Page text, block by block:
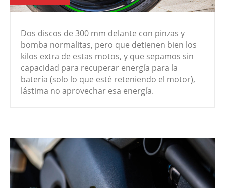
Dos discos de 300 mm delante con pinzas y
bomba normalitas, pero que detienen bien los
kilos extra de estas motos, y que sepamos sin
capacidad para recuperar energía para la
batería (solo lo que esté reteniendo el motor),
lástima no aprovechar esa energía.